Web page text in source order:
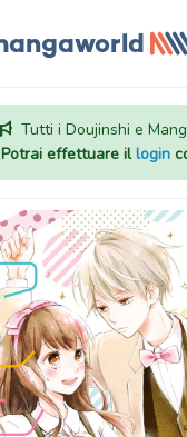
Tutti i Doujinshi e
Potrai effettuare illogin